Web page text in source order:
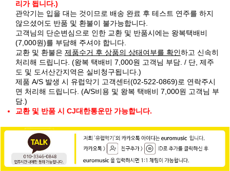
리가 됩니다.)
관악기는 입을 대는 것이므로 배송 완료 후 테스트 연주를 하지
않으셨어도 반품 및 환불이 불가능합니다.
고객님의 단순변심으로 인한 교환 및 반품시에는 왕복택배비
(7,000원)를 부담해 주셔야 합니다.
교환 및 환불은 제품수거 후 상품의 상태여부를 확인하고 신속히
처리해 드립니다. (왕복 택배비 7,000원 고객님 부담. / 단, 제주
도 및 도서산간지역은 실비청구됩니다.)
제품 A/S 발생 시 유럽악기 고객센터(02-522-0869)로 연락주시
면 처리해 드립니다. (A/S비용 및 왕복 택배비 7,000원 고객님 부
담.)
교환 및 반품 시 CJ대한통운만 가능합니다.